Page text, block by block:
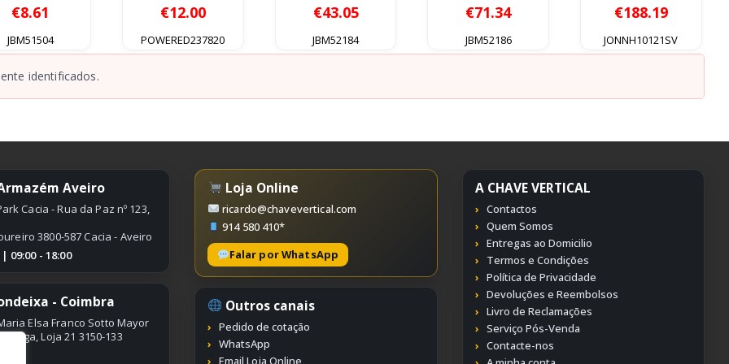
€8.61
JBM51504
€12.00
POWERED237820
€43.05
JBM52184
€71.34
JBM52186
€188.19
JONNH10121SV
identificados.
Aveiro
Cacia - Rua da Paz nº 123,
3800-587 Cacia - Aveiro
09:00 - 18:00
- Coimbra
Elsa Franco Sotto Mayor
Loja 21 3150-133
Loja Online
ricardo@chavevertical.com
914 580 410*
Falar por WhatsApp
Outros canais
Pedido de cotação
WhatsApp
Email Loja Online
A CHAVE VERTICAL
Contactos
Quem Somos
Entregas ao Domicilio
Termos e Condições
Política de Privacidade
Devoluções e Reembolsos
Livro de Reclamações
Serviço Pós-Venda
Contacte-nos